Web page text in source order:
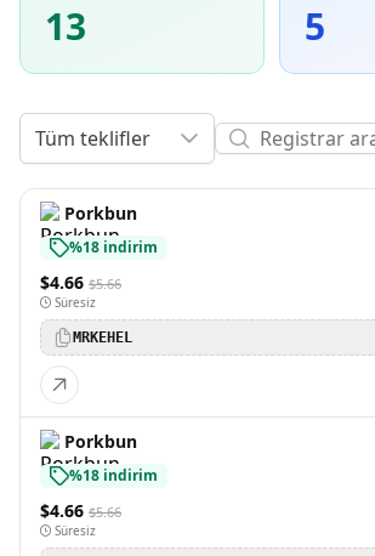
13 5
Tüm teklifler
Porkbun
%18 indirim
$4.66 $5.66
Süresiz
MRKEHEL
Porkbun
%18 indirim
$4.66 $5.66
Süresiz